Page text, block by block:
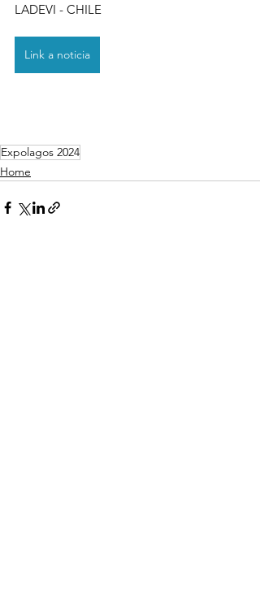
LADEVI - CHILE
Link a noticia
Expolagos 2024
Home